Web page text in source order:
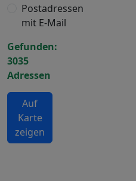
Postadressen
mit E-Mail
Gefunden:
3035
Adressen
Auf
Karte
zeigen